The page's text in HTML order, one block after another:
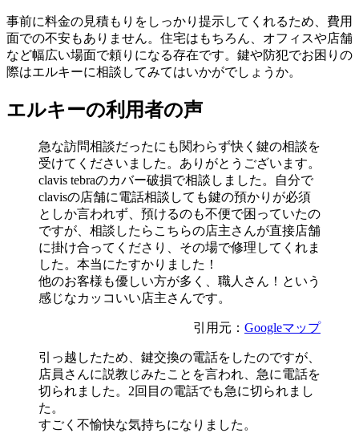
事前に料金の見積もりをしっかり提示してくれるため、費用
面での不安もありません。住宅はもちろん、オフィスや店舗
など幅広い場面で頼りになる存在です。鍵や防犯でお困りの
際はエルキーに相談してみてはいかがでしょうか。
エルキーの利用者の声
急な訪問相談だったにも関わらず快く鍵の相談を
受けてくださいました。ありがとうございます。
clavis tebraのカバー破損で相談しました。自分で
clavisの店舗に電話相談しても鍵の預かりが必須
としか言われず、預けるのも不便で困っていたの
ですが、相談したらこちらの店主さんが直接店舗
に掛け合ってくださり、その場で修理してくれま
した。本当にたすかりました！
他のお客様も優しい方が多く、職人さん！という
感じなカッコいい店主さんです。
引用元： Googleマップ
引っ越したため、鍵交換の電話をしたのですが、
店員さんに説教じみたことを言われ、急に電話を
切られました。2回目の電話でも急に切られまし
た。
すごく不愉快な気持ちになりました。